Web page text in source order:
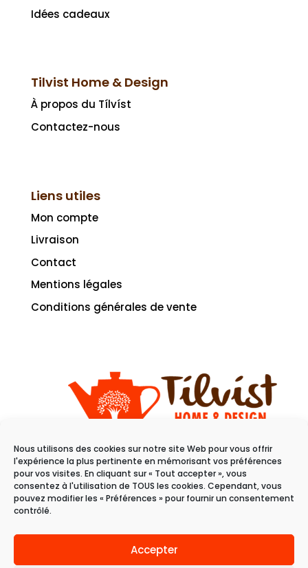
Nous utilisons des cookies sur notre site Web pour vous offrir
l'expérience la plus pertinente en mémorisant vos préférences
pour vos visites. En cliquant sur « Tout accepter », vous
consentez à l'utilisation de TOUS les cookies. Cependant, vous
pouvez modifier les « Préférences » pour fournir un consentement
contrôlé.
Accepter
Idées cadeaux
Tilvist Home & Design
À propos du Tílvíst
Contactez-nous
Liens utiles
Mon compte
Livraison
Contact
Mentions légales
Conditions générales de vente
11 rue du raisin
68100 Mulhouse
Du mardi au samedi